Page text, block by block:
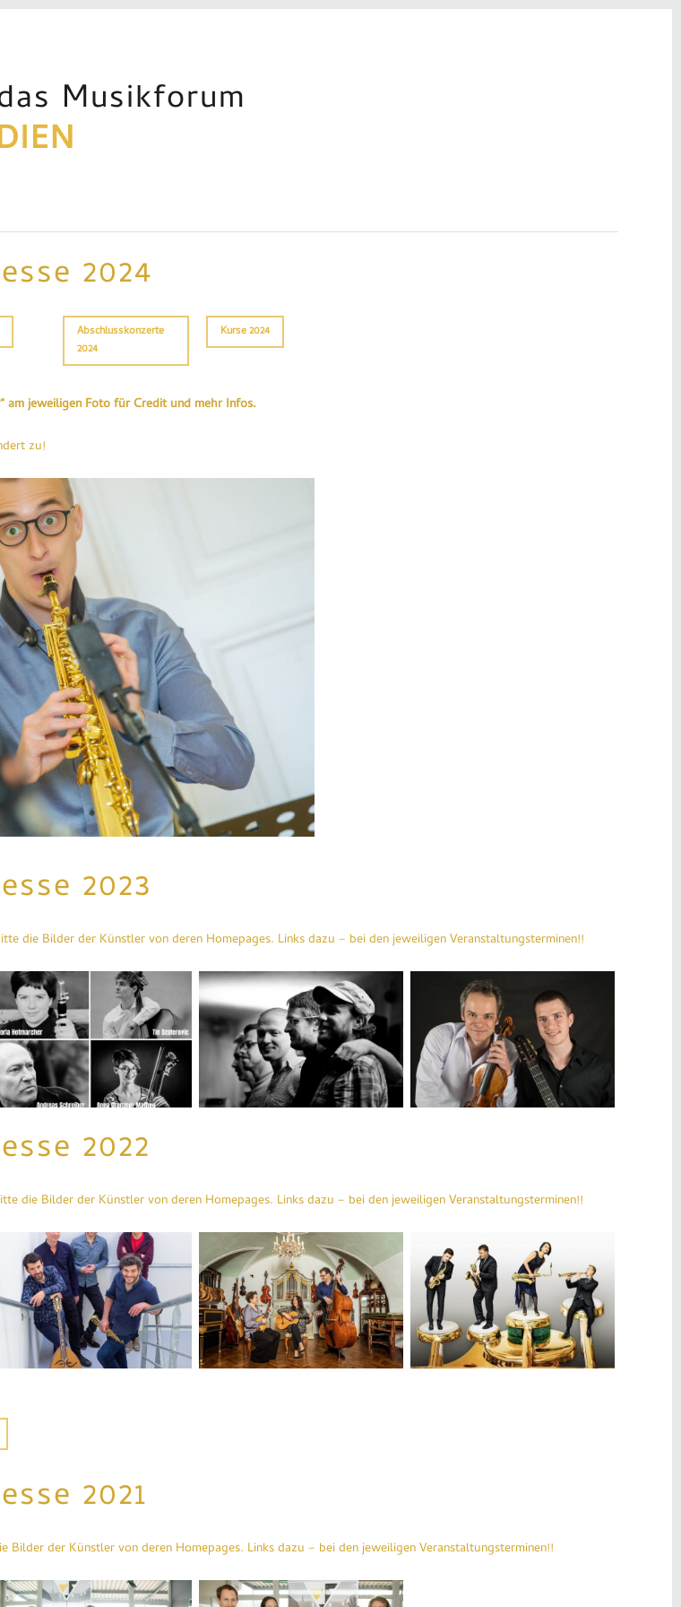
Musikforum
2024
Abschlusskonzerte
2024
Kurse 2024
“ am jeweiligen Foto für Credit und mehr Infos.
zu!
2023
die Bilder der Künstler von deren Homepages. Links dazu – bei den jeweiligen Veranstaltungsterminen!!
Freispiel
Improvisations-
Biennale
:xy
Band
&
Diknu
Schneeberger_photo
by
2022
die Bilder der Künstler von deren Homepages. Links dazu – bei den jeweiligen Veranstaltungsterminen!!
20200706_Azawan_246_A3000_c
Trio
Nubium
mobilis1
2021
Bilder der Künstler von deren Homepages. Links dazu – bei den jeweiligen Veranstaltungsterminen!!
mf_viktring_023 mf_viktring_022